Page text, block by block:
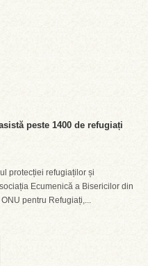
peste 1400 de refugiați
protecției refugiaților și
Ecumenică a Bisericilor din
pentru Refugiați,...